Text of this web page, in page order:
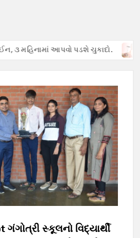
મહિનામાં આપવો પડશે ચુકાદો.
સ્કૂલનો વિદ્યાર્થી